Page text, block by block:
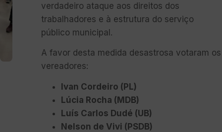
verdadeiro ataque aos direitos dos
trabalhadores e à estrutura do serviço
público municipal.
A favor desta medida desastrosa votaram os
vereadores:
Ivan Cordeiro (PL)
Lúcia Rocha (MDB)
Luís Carlos Dudé (UB)
Nelson de Vivi (PSDB)